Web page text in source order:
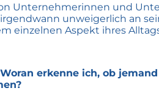
Unternehmerinnen und
unweigerlich an
einzelnen Aspekt ihres
erkenne ich, ob